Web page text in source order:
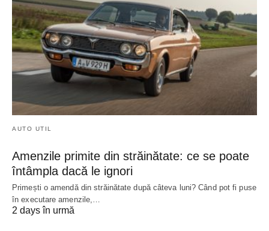
AUTO UTIL
Amenzile primite din străinătate: ce se poate
întâmpla dacă le ignori
Primești o amendă din străinătate după câteva luni? Când pot fi puse
în executare amenzile,…
2 days în urmă